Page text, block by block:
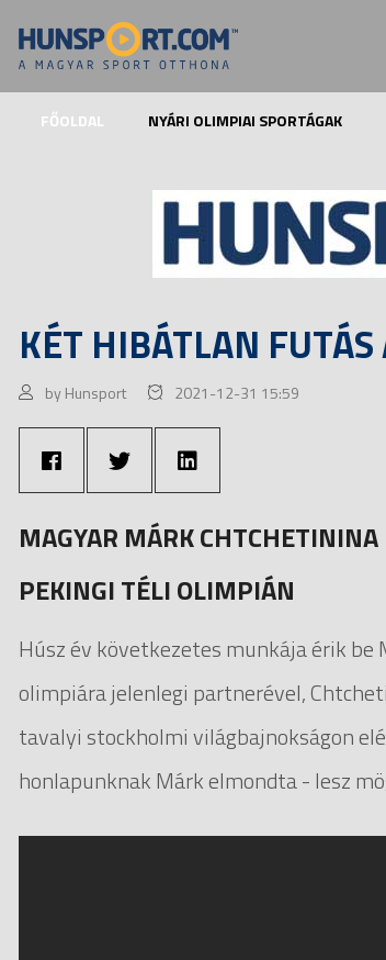
FŐOLDAL NYÁRI OLIMPIAI SPORTÁGAK
KÉT HIBÁTLAN FUTÁS
by Hunsport 2021-12-31 15:59
MAGYAR MÁRK
PEKINGI TÉLI OLIMPIÁN
Húsz év következetes munkája érik
olimpiára jelenlegi partnerével,
tavalyi stockholmi világbajnokságon
honlapunknak Márk elmondta - lesz